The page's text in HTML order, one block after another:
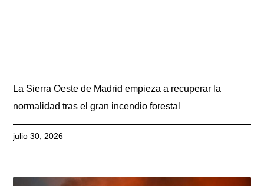
La Sierra Oeste de Madrid empieza a recuperar la
normalidad tras el gran incendio forestal
julio 30, 2026